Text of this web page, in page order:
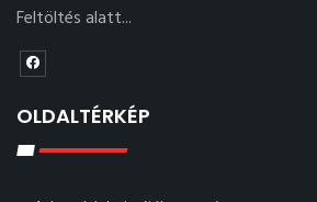
Feltöltés alatt...
OLDALTÉRKÉP